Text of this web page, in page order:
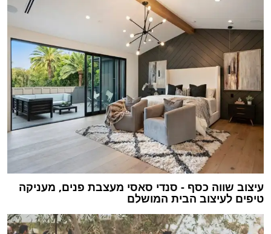
עיצוב שווה כסף - סנדי סאסי מעצבת פנים, מעניקה
טיפים לעיצוב הבית המושלם